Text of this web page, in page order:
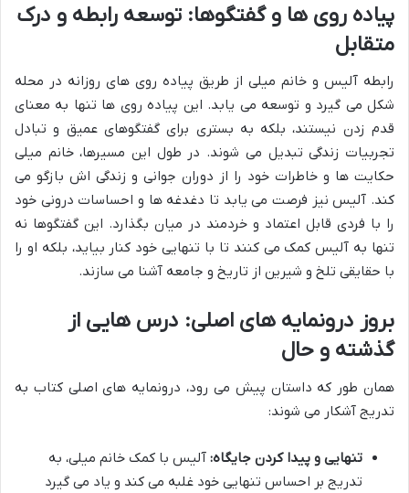
پیاده روی ها و گفتگوها: توسعه رابطه و درک
متقابل
رابطه آلیس و خانم میلی از طریق پیاده روی های روزانه در محله
شکل می گیرد و توسعه می یابد. این پیاده روی ها تنها به معنای
قدم زدن نیستند، بلکه به بستری برای گفتگوهای عمیق و تبادل
تجربیات زندگی تبدیل می شوند. در طول این مسیرها، خانم میلی
حکایت ها و خاطرات خود را از دوران جوانی و زندگی اش بازگو می
کند. آلیس نیز فرصت می یابد تا دغدغه ها و احساسات درونی خود
را با فردی قابل اعتماد و خردمند در میان بگذارد. این گفتگوها نه
تنها به آلیس کمک می کنند تا با تنهایی خود کنار بیاید، بلکه او را
با حقایقی تلخ و شیرین از تاریخ و جامعه آشنا می سازند.
بروز درونمایه های اصلی: درس هایی از
گذشته و حال
همان طور که داستان پیش می رود، درونمایه های اصلی کتاب به
تدریج آشکار می شوند:
تنهایی و پیدا کردن جایگاه: آلیس با کمک خانم میلی، به
تدریج بر احساس تنهایی خود غلبه می کند و یاد می گیرد